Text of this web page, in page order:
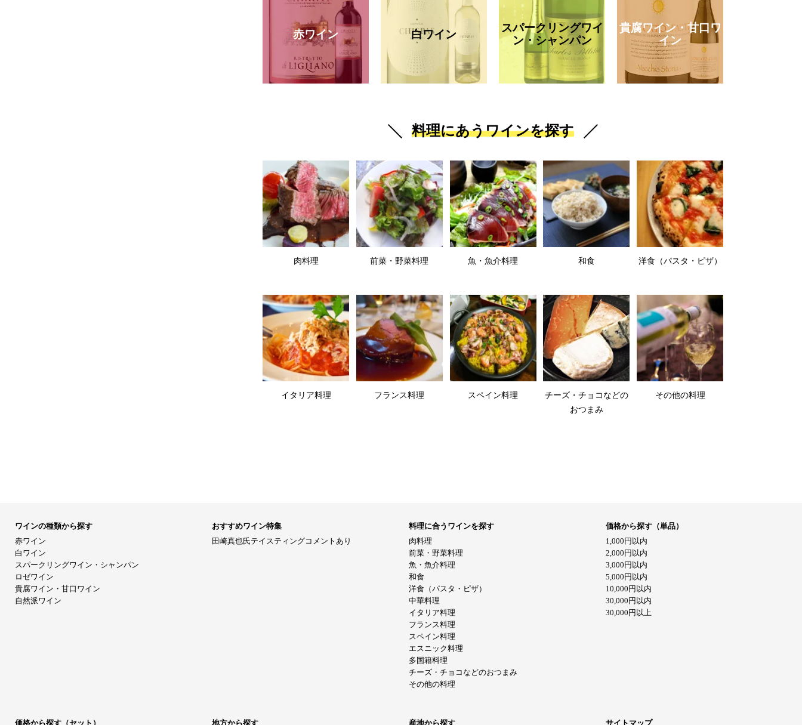
赤ワイン 白ワイン
スパークリングワイ
ン・シャンパン
貴腐ワイン・甘口ワ
イン
料理にあうワインを探す
肉料理 前菜・野菜料理 魚・魚介料理 和食 洋食（パスタ・ピザ）
イタリア料理 フランス料理 スペイン料理
チーズ・チョコなどの
おつまみ
その他の料理
ワインの種類から探す
赤ワイン
白ワイン
スパークリングワイン・シャンパン
ロゼワイン
貴腐ワイン・甘口ワイン
自然派ワイン
おすすめワイン特集
田崎真也氏テイスティングコメントあり
料理に合うワインを探す
肉料理
前菜・野菜料理
魚・魚介料理
和食
洋食（パスタ・ピザ）
中華料理
イタリア料理
フランス料理
スペイン料理
エスニック料理
多国籍料理
チーズ・チョコなどのおつまみ
その他の料理
価格から探す（単品）
1,000円以内
2,000円以内
3,000円以内
5,000円以内
10,000円以内
30,000円以内
30,000円以上
価格から探す（セット） 地方から探す 産地から探す サイトマップ